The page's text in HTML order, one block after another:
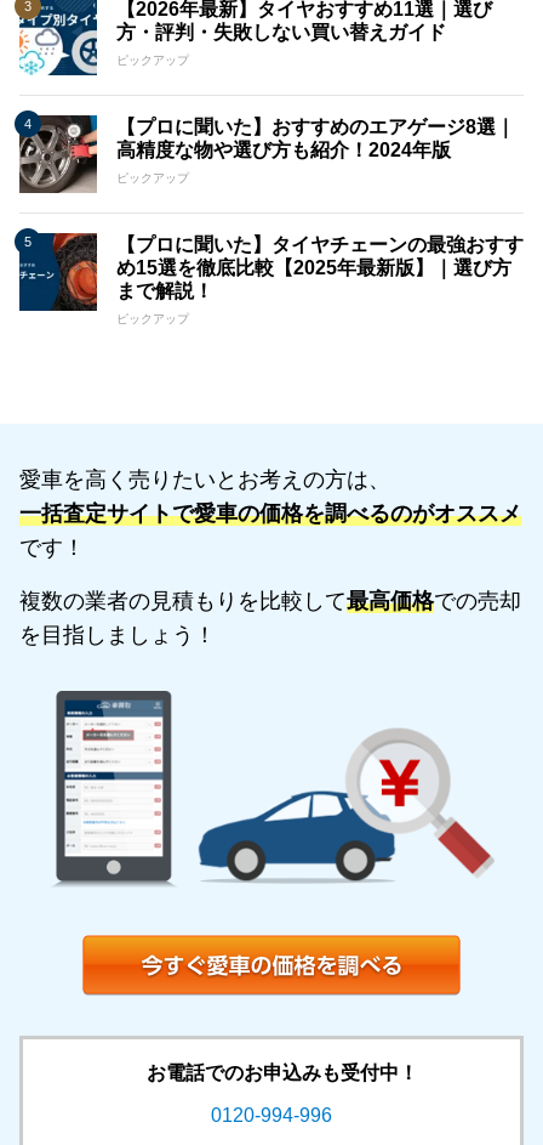
【2026年最新】タイヤおすすめ11選｜選び
方・評判・失敗しない買い替えガイド
ピックアップ
【プロに聞いた】おすすめのエアゲージ8選｜
高精度な物や選び方も紹介！2024年版
ピックアップ
【プロに聞いた】タイヤチェーンの最強おすす
め15選を徹底比較【2025年最新版】｜選び方
まで解説！
ピックアップ
愛車を高く売りたいとお考えの方は、
一括査定サイトで愛車の価格を調べるのがオススメ
です！
複数の業者の見積もりを比較して最高価格での売却
を目指しましょう！
お電話でのお申込みも受付中！
0120-994-996